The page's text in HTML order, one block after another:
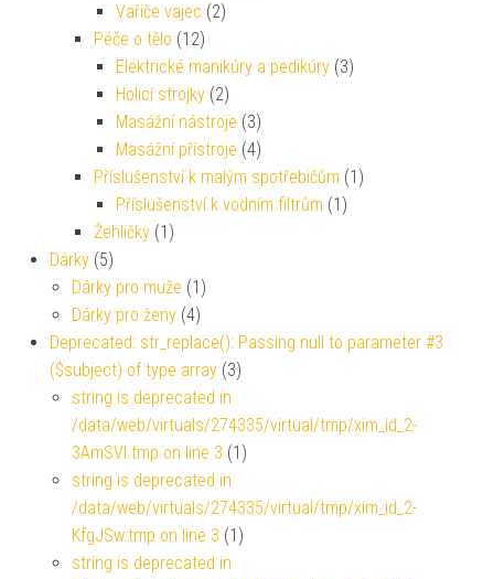
Vařiče vajec (2)
Péče o tělo (12)
Elektrické manikúry a pedikúry (3)
Holicí strojky (2)
Masážní nástroje (3)
Masážní přístroje (4)
Příslušenství k malým spotřebičům (1)
Příslušenství k vodním filtrům (1)
Žehličky (1)
Dárky (5)
Dárky pro muže (1)
Dárky pro ženy (4)
Deprecated: str_replace(): Passing null to parameter #3
($subject) of type array (3)
string is deprecated in
/data/web/virtuals/274335/virtual/tmp/xim_id_2-
3AmSVl.tmp on line 3 (1)
string is deprecated in
/data/web/virtuals/274335/virtual/tmp/xim_id_2-
KfgJSw.tmp on line 3 (1)
string is deprecated in